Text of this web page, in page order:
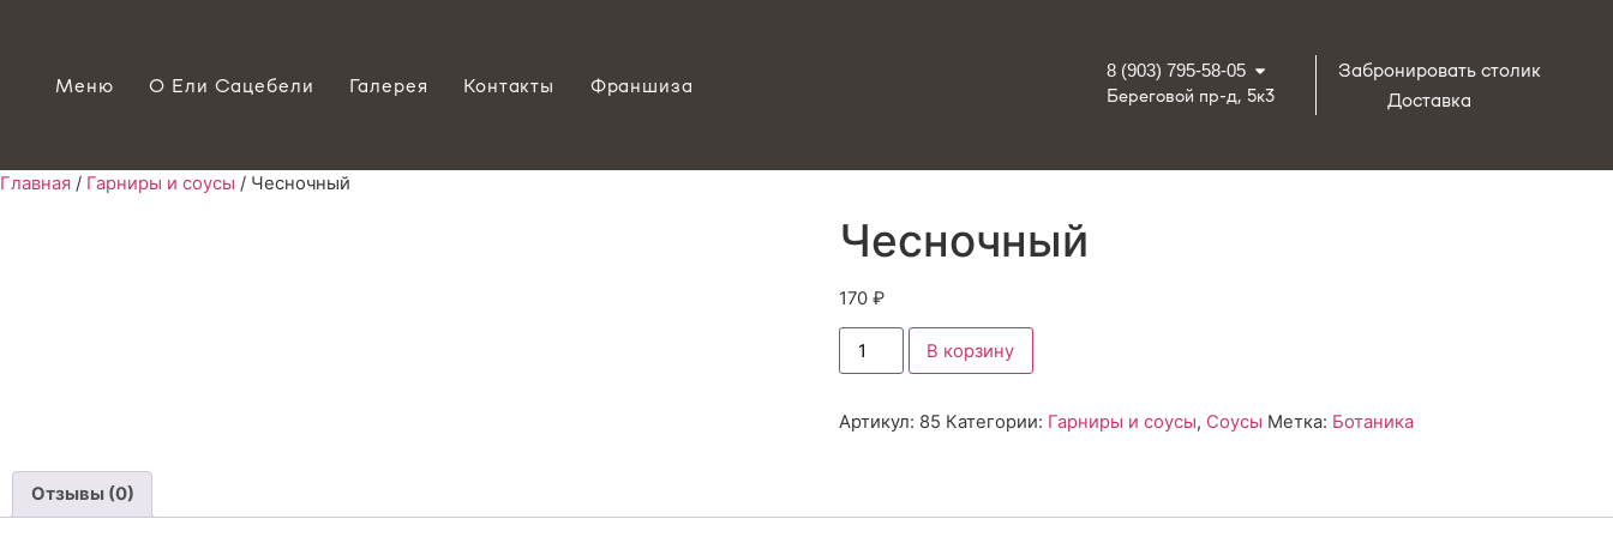
Меню О Ели Сацебели Галерея Контакты Франшиза
8 (903) 795-58-05
Береговой пр-д, 5к3
Забронировать столик
Доставка
Главная / Гарниры и соусы / Чесночный
Чесночный
170 ₽
В корзину
Артикул: 85 Категории: Гарниры и соусы, Соусы Метка: Ботаника
Отзывы (0)